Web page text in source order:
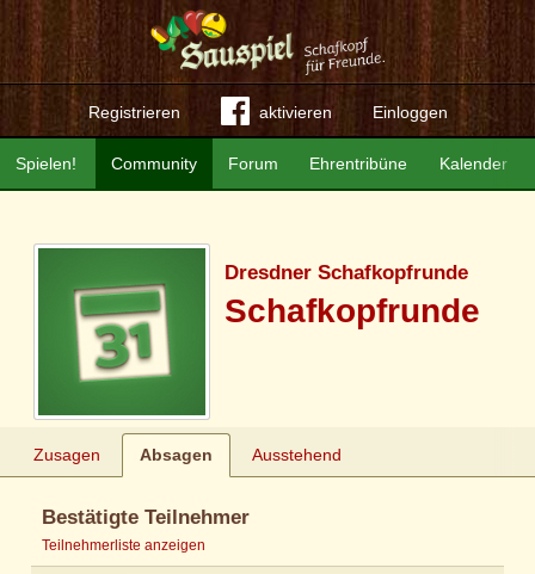
Registrieren aktivieren Einloggen
Community Forum Ehrentribüne Kalender
Spielen!
Dresdner Schafkopfrunde
Schafkopfrunde
Zusagen Absagen Ausstehend
Bestätigte Teilnehmer
Teilnehmerliste anzeigen